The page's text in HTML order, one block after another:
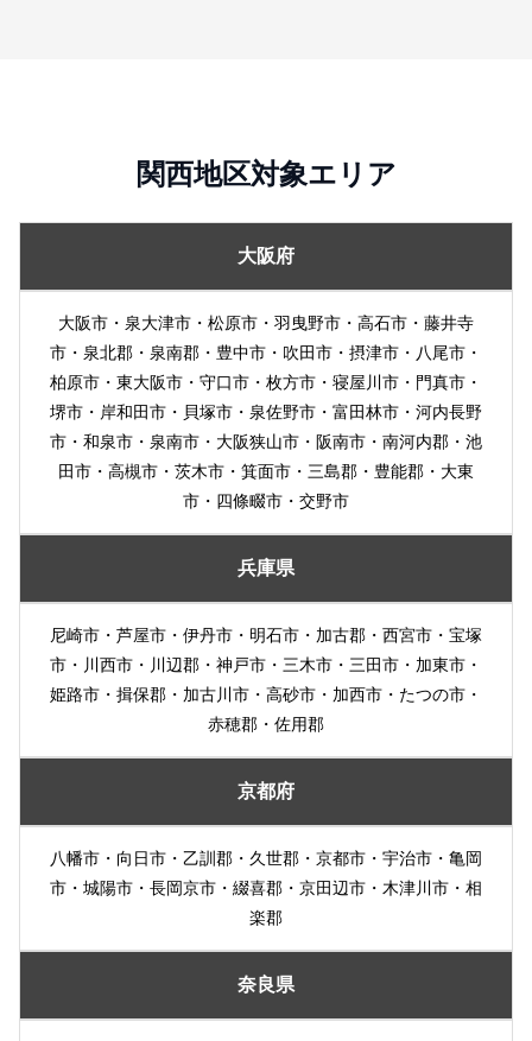
関西地区対象エリア
大阪府
大阪市・泉大津市・松原市・羽曳野市・高石市・藤井寺
市・泉北郡・泉南郡・豊中市・吹田市・摂津市・八尾市・
柏原市・東大阪市・守口市・枚方市・寝屋川市・門真市・
堺市・岸和田市・貝塚市・泉佐野市・富田林市・河内長野
市・和泉市・泉南市・大阪狭山市・阪南市・南河内郡・池
田市・高槻市・茨木市・箕面市・三島郡・豊能郡・大東
市・四條畷市・交野市
兵庫県
尼崎市・芦屋市・伊丹市・明石市・加古郡・西宮市・宝塚
市・川西市・川辺郡・神戸市・三木市・三田市・加東市・
姫路市・揖保郡・加古川市・高砂市・加西市・たつの市・
赤穂郡・佐用郡
京都府
八幡市・向日市・乙訓郡・久世郡・京都市・宇治市・亀岡
市・城陽市・長岡京市・綴喜郡・京田辺市・木津川市・相
楽郡
奈良県